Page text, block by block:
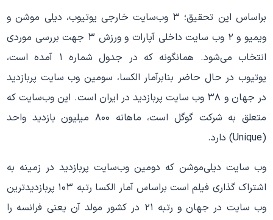
براساس این تحقیق؛ ۳ وب‌سایت خارجی یوتیوب، دیلی موشن و
ویمیو و ۲ وب سایت داخلی آپارات و ورزش ۳ جهت بررسی موردی
انتخاب می‌شود. همانگونه که در جدول شماره ۱ آمده است،
یوتیوب در حال حاضر بنابرآمار الکسا، سومین وب سایت پربازدید
در جهان و ۳۸ وب سایت پربازدید در ایران است. این وب‌سایت که
متعلق به شرکت گوگل است، ماهانه ۸۰۰ میلیون بازدید واحد
(Unique) دارد.
وب سایت دیلی‌موشن که دومین وب‌سایت پربازدید در زمینه به
اشتراک گذاری فیلم است براساس آمار الکسا رتبه ۱۰۳ پربازدیدترین
وب سایت در جهان و رتبه ۲۱ در کشور مولد آن یعنی فرانسه را